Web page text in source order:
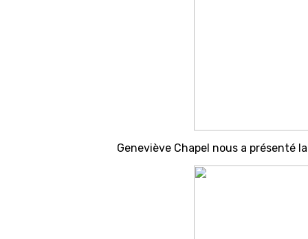
Geneviève Chapel nous a présenté